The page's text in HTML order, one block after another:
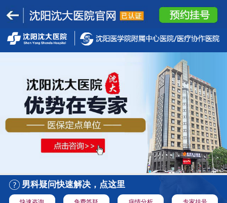
男科疑问快速解决，点这里